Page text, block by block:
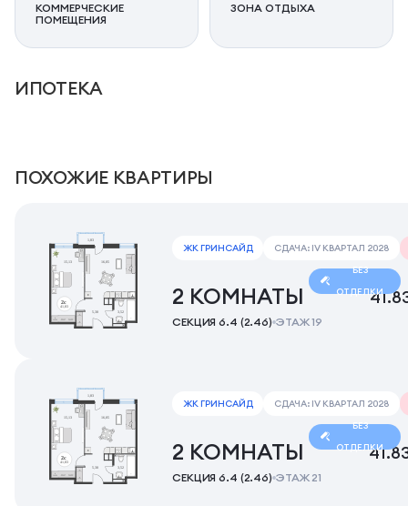
КОММЕРЧЕСКИЕ
ПОМЕЩЕНИЯ
ЗОНА ОТДЫХА
ИПОТЕКА
ПОХОЖИЕ КВАРТИРЫ
ЖК ГРИНСАЙД СДАЧА: IV КВАРТАЛ 2028
2 КОМНАТЫ
СЕКЦИЯ 6.4 (2.46) ЭТАЖ 19
БЕЗ
ОТДЕЛКИ
ЖК ГРИНСАЙД СДАЧА: IV КВАРТАЛ 2028
2 КОМНАТЫ
СЕКЦИЯ 6.4 (2.46) ЭТАЖ 21
БЕЗ
ОТДЕЛКИ